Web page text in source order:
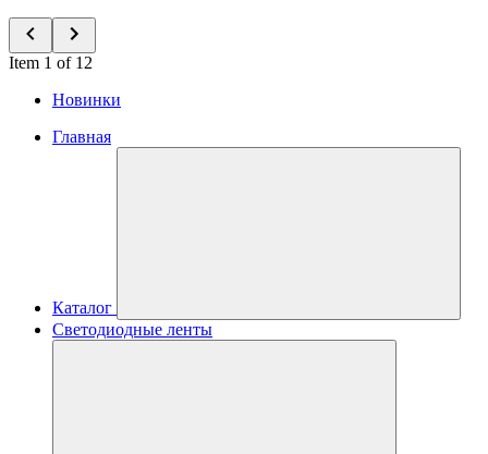
Item 1 of 12
Новинки
Главная
Каталог
Светодиодные ленты